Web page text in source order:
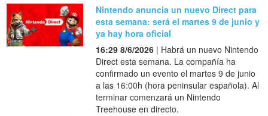
Nintendo anuncia un nuevo Direct para
esta semana: será el martes 9 de junio y
ya hay hora oficial
16:29 8/6/2026 | Habrá un nuevo Nintendo
Direct esta semana. La compañía ha
confirmado un evento el martes 9 de junio
a las 16:00h (hora peninsular española). Al
terminar comenzará un Nintendo
Treehouse en directo.